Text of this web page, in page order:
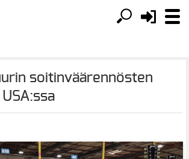
soitinväärennösten